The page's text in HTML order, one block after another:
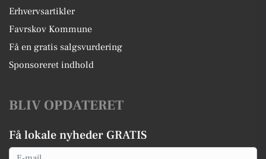
Erhvervsartikler
Favrskov Kommune
Få en gratis salgsvurdering
Sponsoreret indhold
BLIV OPDATERET
Få lokale nyheder GRATIS
Email